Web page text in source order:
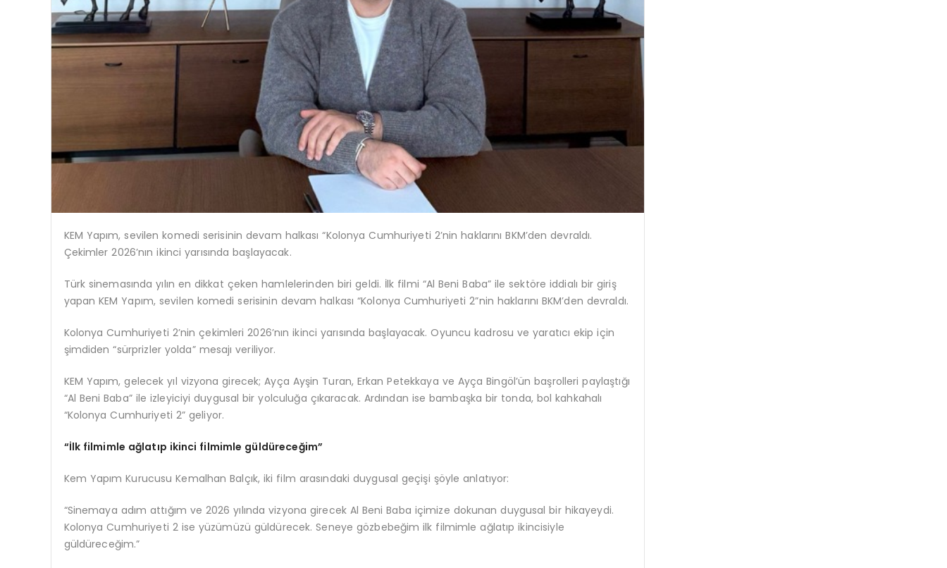
KEM Yapım, sevilen komedi serisinin devam halkası “Kolonya Cumhuriyeti 2’nin haklarını BKM’den devraldı.
Çekimler 2026’nın ikinci yarısında başlayacak.
Türk sinemasında yılın en dikkat çeken hamlelerinden biri geldi. İlk filmi “Al Beni Baba” ile sektöre iddialı bir giriş
yapan KEM Yapım, sevilen komedi serisinin devam halkası “Kolonya Cumhuriyeti 2”nin haklarını BKM’den devraldı.
Kolonya Cumhuriyeti 2’nin çekimleri 2026’nın ikinci yarısında başlayacak. Oyuncu kadrosu ve yaratıcı ekip için
şimdiden “sürprizler yolda” mesajı veriliyor.
KEM Yapım, gelecek yıl vizyona girecek; Ayça Ayşin Turan, Erkan Petekkaya ve Ayça Bingöl’ün başrolleri paylaştığı
“Al Beni Baba” ile izleyiciyi duygusal bir yolculuğa çıkaracak. Ardından ise bambaşka bir tonda, bol kahkahalı
“Kolonya Cumhuriyeti 2” geliyor.
“İlk filmimle ağlatıp ikinci filmimle güldüreceğim”
Kem Yapım Kurucusu Kemalhan Balçık, iki film arasındaki duygusal geçişi şöyle anlatıyor:
“Sinemaya adım attığım ve 2026 yılında vizyona girecek Al Beni Baba içimize dokunan duygusal bir hikayeydi.
Kolonya Cumhuriyeti 2 ise yüzümüzü güldürecek. Seneye gözbebeğim ilk filmimle ağlatıp ikincisiyle
güldüreceğim.”